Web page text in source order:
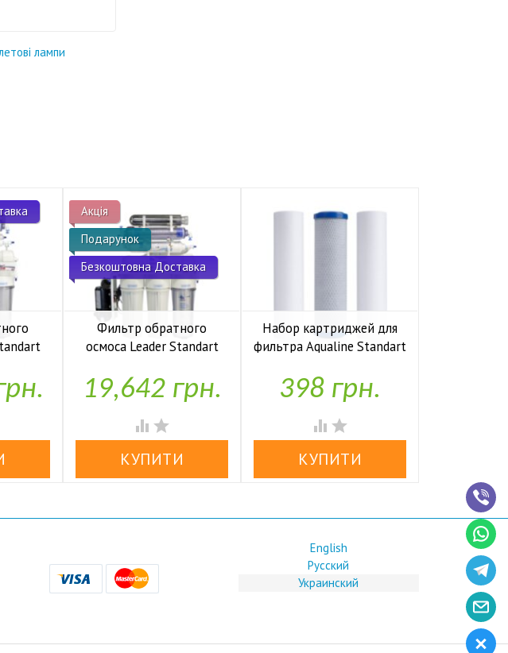
лампи
Акція
Подарунок
Безкоштовна Доставка
Фильтр обратного
осмоса Leader Standart
У наявності
19,642 грн.
 
Набор картриджей для
фильтра Aqualine Standart
 У наявності
398 грн.
 
English
Русский
Украинский